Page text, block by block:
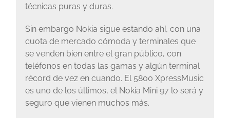
técnicas puras y duras.
Sin embargo Nokia sigue estando ahí, con una
cuota de mercado cómoda y terminales que
se venden bien entre el gran público, con
teléfonos en todas las gamas y algún terminal
récord de vez en cuando. El 5800 XpressMusic
es uno de los últimos, el Nokia Mini 97 lo será y
seguro que vienen muchos más.